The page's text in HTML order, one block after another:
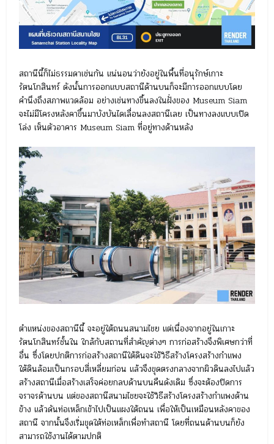
สถานีนี้ก็ไม่ธรรมดาเช่นกัน แน่นอนว่ายังอยู่ในพื้นที่อนุรักษ์เกาะ
รัตนโกสินทร์ ดังนั้นการออกแบบสถานีด้านบนก็จะมีการออกแบบโดย
คำนึงถึงสภาพแวดล้อม อย่างเช่นทางขึ้นลงในฝั่งของ Museum Siam
จะไม่มีโครงหลังคาขึ้นมาบังบันไดเลื่อนลงสถานีเลย เป็นทางลงแบบเปิด
โล่ง เห็นตัวอาคาร Museum Siam ที่อยู่ทางด้านหลัง
ตำแหน่งของสถานีนี้ จะอยู่ใต้ถนนสนามไชย แต่เนื่องจากอยู่ในเกาะ
รัตนโกสินทร์ชั้นใน ใกล้กับสถานที่สำคัญต่างๆ การก่อสร้างจึงพิเศษกว่าที่
อื่น ซึ่งโดยปกติการก่อสร้างสถานีใต้ดินจะใช้วิธีสร้างโครงสร้างกำแพง
ใต้ดินล้อมเป็นกรอบสี่เหลี่ยมก่อน แล้วจึงขุดตรงกลางจากผิวดินลงไปแล้ว
สร้างสถานีเมื่อสร้างเสร็จค่อยกลบด้านบนคืนดังเดิม ซึ่งจะต้องปิดการ
จราจรด้านบน แต่ของสถานีสนามไชยจะใช้วิธีสร้างโครงสร้างกำแพงด้าน
ข้าง แล้วดันท่อเหล็กเข้าไปเป็นแผงใต้ถนน เพื่อให้เป็นเหมือนหลังคาของ
สถานี จากนั้นจึงเริ่มขุดใต้ท่อเหล็กเพื่อทำสถานี โดยที่ถนนด้านบนก็ยัง
สามารถใช้งานได้ตามปกติ